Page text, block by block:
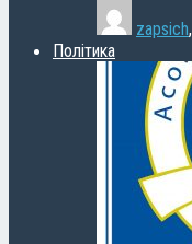
zapsich,
Політика